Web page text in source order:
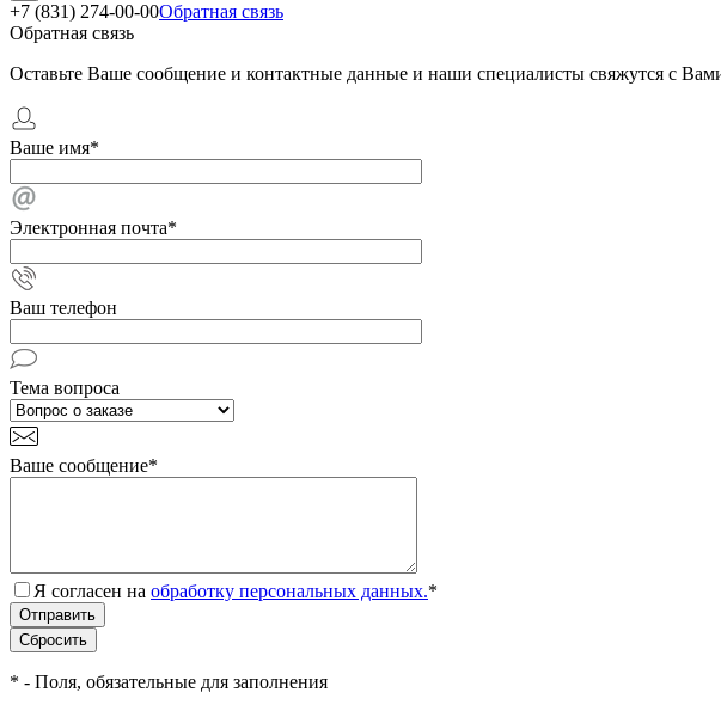
+7 (831) 274-00-00Обратная связь
Обратная связь
Оставьте Ваше сообщение и контактные данные и наши специалисты свяжутся с
Ваше имя*
Электронная почта*
Ваш телефон
Тема вопроса
Ваше сообщение*
Я согласен на обработку персональных данных.*
* - Поля, обязательные для заполнения